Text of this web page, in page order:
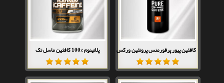
کافئین پیور پرفورمنس پروتئین ورکس پلاتینوم %100 کافئین ماسل تک